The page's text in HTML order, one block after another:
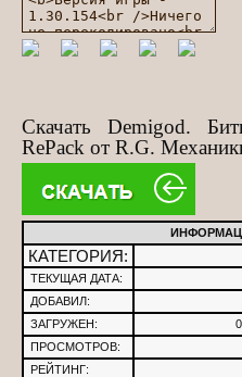
Скачать Demigod.
RePack от R.G.
КАТЕГОРИЯ:
ТЕКУЩАЯ ДАТА:
ДОБАВИЛ:
ЗАГРУЖЕН:
ПРОСМОТРОВ:
РЕЙТИНГ: